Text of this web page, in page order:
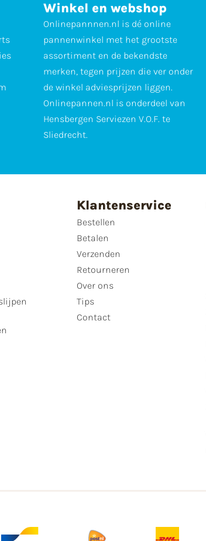
Winkel en webshop
Onlinepannnen.nl is dé online
pannenwinkel met het grootste
assortiment en de bekendste
merken, tegen prijzen die ver onder
de winkel adviesprijzen liggen.
Onlinepannen.nl is onderdeel van
Hensbergen Serviezen V.O.F. te
Sliedrecht.
Klantenservice
Bestellen
Betalen
Verzenden
Retourneren
Over ons
Tips
Contact